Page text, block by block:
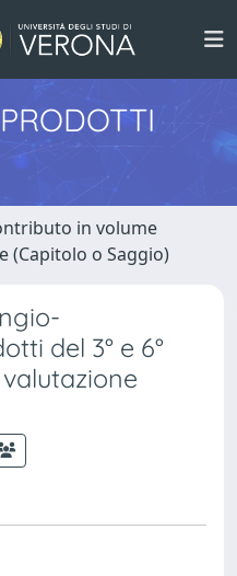
in volume
(Capitolo o Saggio)
del 3° e 6°